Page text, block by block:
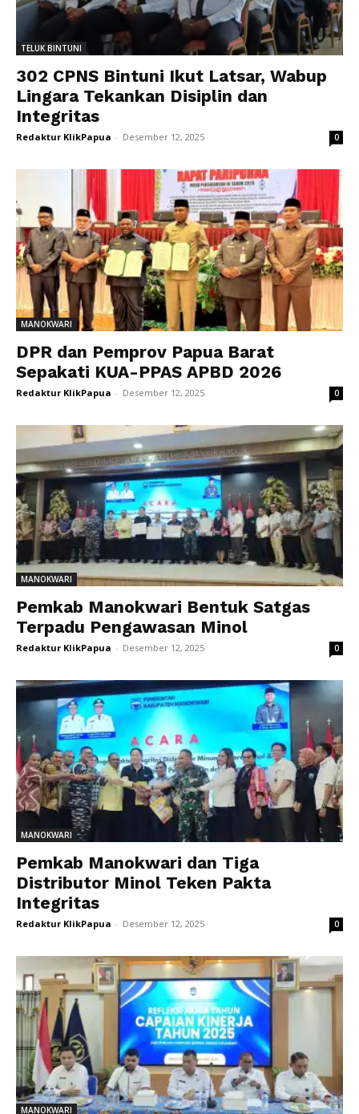
TELUK BINTUNI
302 CPNS Bintuni Ikut Latsar, Wabup
Lingara Tekankan Disiplin dan
Integritas
Redaktur KlikPapua - Desember 12, 2025 0
MANOKWARI
DPR dan Pemprov Papua Barat
Sepakati KUA-PPAS APBD 2026
Redaktur KlikPapua - Desember 12, 2025 0
MANOKWARI
Pemkab Manokwari Bentuk Satgas
Terpadu Pengawasan Minol
Redaktur KlikPapua - Desember 12, 2025 0
MANOKWARI
Pemkab Manokwari dan Tiga
Distributor Minol Teken Pakta
Integritas
Redaktur KlikPapua - Desember 12, 2025 0
MANOKWARI